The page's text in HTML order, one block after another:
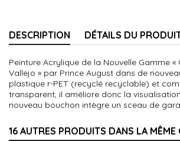
DESCRIPTION DÉTAILS DU
Peinture Acrylique de la Nouvelle Gamme «
Vallejo » par Prince August dans de
plastique r-PET (recyclé recyclable) et
transparent, il améliore donc la
nouveau bouchon intègre un sceau de
16 AUTRES PRODUITS DANS LA MÊME